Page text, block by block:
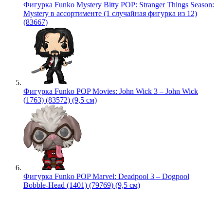
Фигурка Funko Mystery Bitty POP: Stranger Things Season:
Mystery в ассортименте (1 случайная фигурка из 12)
(83667)
Фигурка Funko POP Movies: John Wick 3 – John Wick
(1763) (83572) (9,5 см)
Фигурка Funko POP Marvel: Deadpool 3 – Dogpool
Bobble-Head (1401) (79769) (9,5 см)